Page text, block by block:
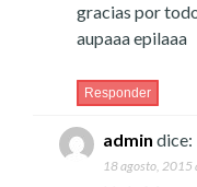
gracias por
aupaaa epilaaa
Responder
admin dice:
18 agosto, 2015